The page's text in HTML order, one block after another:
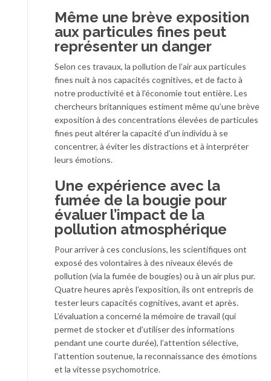
Même une brève exposition
aux particules fines peut
représenter un danger
Selon ces travaux, la pollution de l’air aux particules
fines nuit à nos capacités cognitives, et de facto à
notre productivité et à l’économie tout entière. Les
chercheurs britanniques estiment même qu’une brève
exposition à des concentrations élevées de particules
fines peut altérer la capacité d’un individu à se
concentrer, à éviter les distractions et à interpréter
leurs émotions.
Une expérience avec la
fumée de la bougie pour
évaluer l’impact de la
pollution atmosphérique
Pour arriver à ces conclusions, les scientifiques ont
exposé des volontaires à des niveaux élevés de
pollution (via la fumée de bougies) ou à un air plus pur.
Quatre heures après l’exposition, ils ont entrepris de
tester leurs capacités cognitives, avant et après.
L’évaluation a concerné la mémoire de travail (qui
permet de stocker et d’utiliser des informations
pendant une courte durée), l’attention sélective,
l’attention soutenue, la reconnaissance des émotions
et la vitesse psychomotrice.